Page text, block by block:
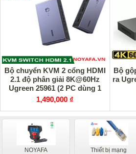
Bộ chuyển KVM 2 cổng HDMI
2.1 độ phân giải 8K@60Hz
Ugreen 25961 (2 PC dùng 1
màn hình) cao cấp
1,490,000 ₫
Bộ
ra
NOYAFA Thiết bị mạng